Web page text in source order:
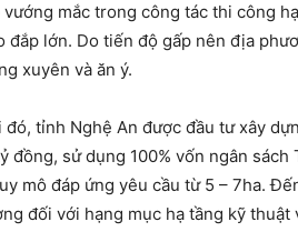
vướng mắc trong công tác thi công
đắp lớn. Do tiến độ gấp nên địa
xuyên và ăn ý.
đó, tỉnh Nghệ An được đầu tư xây
đồng, sử dụng 100% vốn ngân
mô đáp ứng yêu cầu từ 5 – 7ha.
đối với hạng mục hạ tầng kỹ thuật